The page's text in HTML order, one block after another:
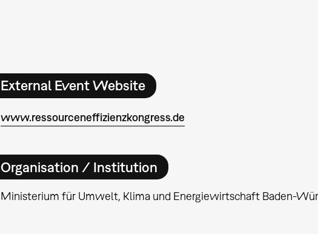
External Event Website
www.ressourceneffizienzkongress.de
Organisation / Institution
Ministerium für Umwelt, Klima und Energiewirtschaft Baden-